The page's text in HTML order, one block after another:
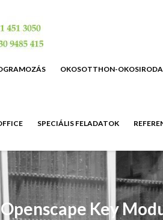
OKOSOTTHON-OKOSIRODA
SPECIÁLIS FELADATOK
Openscape Key